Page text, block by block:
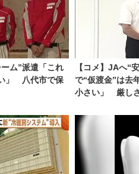
ム”派遣「これ
」 八代市で保
【コメ】JAへ“
で“仮渡金”は去
小さい」 厳し